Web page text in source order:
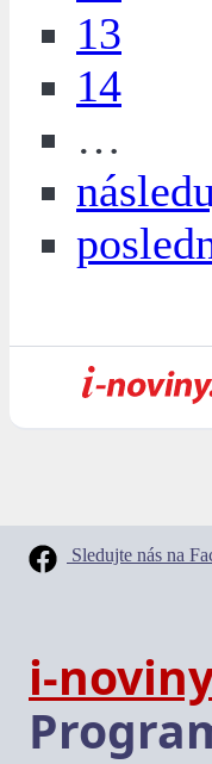
13
14
…
Sledujte nás na
i-